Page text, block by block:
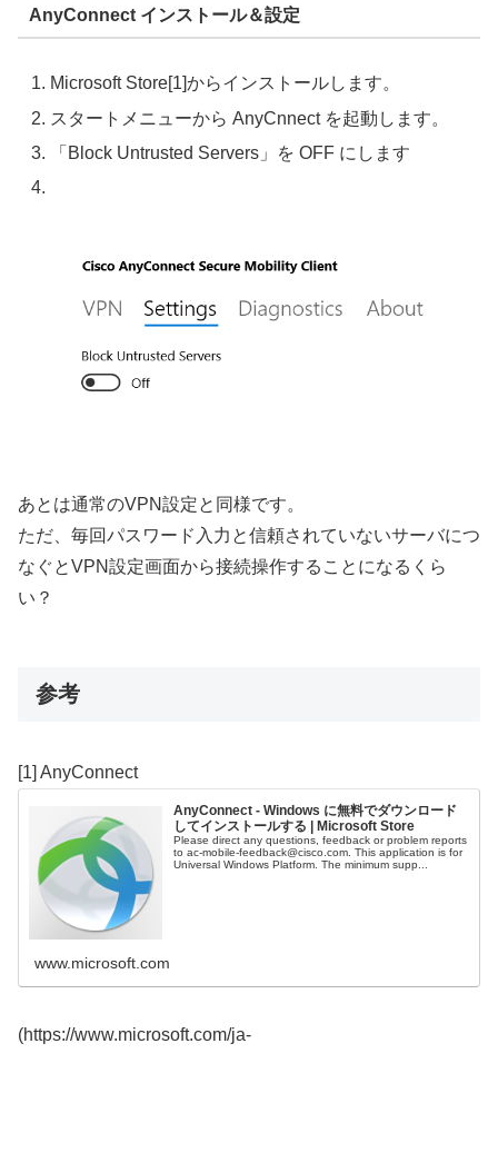
AnyConnect インストール＆設定
Microsoft Store[1]からインストールします。
スタートメニューから AnyCnnect を起動します。
「Block Untrusted Servers」を OFF にします
あとは通常のVPN設定と同様です。
ただ、毎回パスワード入力と信頼されていないサーバにつ
なぐとVPN設定画面から接続操作することになるくら
い？
参考
[1] AnyConnect
AnyConnect - Windows に無料でダウンロード
してインストールする | Microsoft Store
Please direct any questions, feedback or problem reports
to ac-mobile-feedback@cisco.com. This application is for
Universal Windows Platform. The minimum supp...
www.microsoft.com
(https://www.microsoft.com/ja-